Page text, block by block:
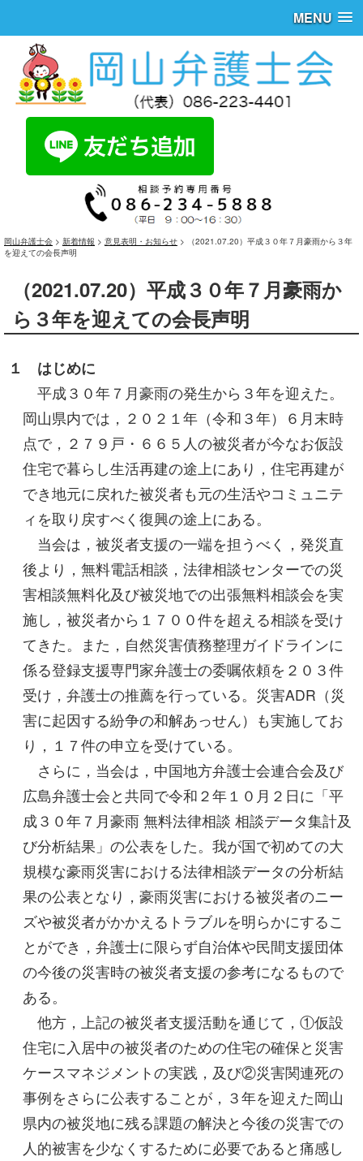
MENU
岡山弁護士会 > 新着情報 > 意見表明・お知らせ >
（2021.07.20）平成３０年７月豪雨から３年
を迎えての会長声明
（2021.07.20）平成３０年７月豪雨か
ら３年を迎えての会長声明
１ はじめに
平成３０年７月豪雨の発生から３年を迎えた。
岡山県内では，２０２１年（令和３年）６月末時
点で，２７９戸・６６５人の被災者が今なお仮設
住宅で暮らし生活再建の途上にあり，住宅再建が
でき地元に戻れた被災者も元の生活やコミュニテ
ィを取り戻すべく復興の途上にある。
当会は，被災者支援の一端を担うべく，発災直
後より，無料電話相談，法律相談センターでの災
害相談無料化及び被災地での出張無料相談会を実
施し，被災者から１７００件を超える相談を受け
てきた。また，自然災害債務整理ガイドラインに
係る登録支援専門家弁護士の委嘱依頼を２０３件
受け，弁護士の推薦を行っている。災害ADR（災
害に起因する紛争の和解あっせん）も実施してお
り，１７件の申立を受けている。
さらに，当会は，中国地方弁護士会連合会及び
広島弁護士会と共同で令和２年１０月２日に「平
成３０年７月豪雨 無料法律相談 相談データ集計及
び分析結果」の公表をした。我が国で初めての大
規模な豪雨災害における法律相談データの分析結
果の公表となり，豪雨災害における被災者のニー
ズや被災者がかかえるトラブルを明らかにするこ
とができ，弁護士に限らず自治体や民間支援団体
の今後の災害時の被災者支援の参考になるもので
ある。
他方，上記の被災者支援活動を通じて，①仮設
住宅に入居中の被災者のための住宅の確保と災害
ケースマネジメントの実践，及び②災害関連死の
事例をさらに公表することが，３年を迎えた岡山
県内の被災地に残る課題の解決と今後の災害での
人的被害を少なくするために必要であると痛感し